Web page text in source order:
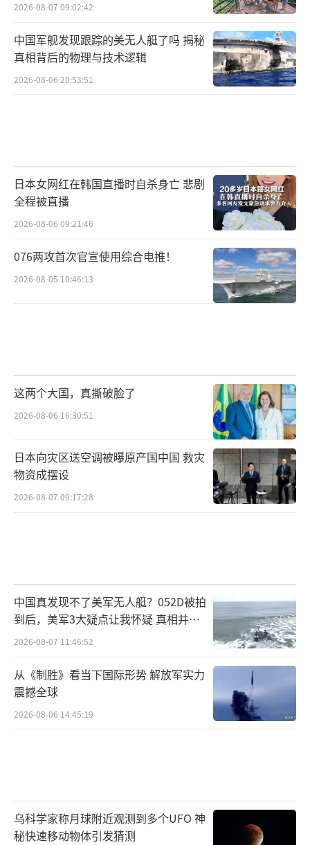
2026-08-07 09:02:42
中国军舰发现跟踪的美无人艇了吗 揭秘
真相背后的物理与技术逻辑
2026-08-06 20:53:51
日本女网红在韩国直播时自杀身亡 悲剧
全程被直播
2026-08-06 09:21:46
076两攻首次官宣使用综合电推！
2026-08-05 10:46:13
这两个大国，真撕破脸了
2026-08-06 16:30:51
日本向灾区送空调被曝原产国中国 救灾
物资成摆设
2026-08-07 09:17:28
中国真发现不了美军无人艇？052D被拍
到后，美军3大疑点让我怀疑 真相并非
如此
2026-08-07 11:46:52
从《制胜》看当下国际形势 解放军实力
震撼全球
2026-08-06 14:45:19
乌科学家称月球附近观测到多个UFO 神
秘快速移动物体引发猜测